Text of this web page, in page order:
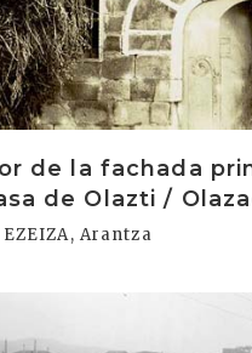
de la fachada
de Olazti /
EZEIZA, Arantza